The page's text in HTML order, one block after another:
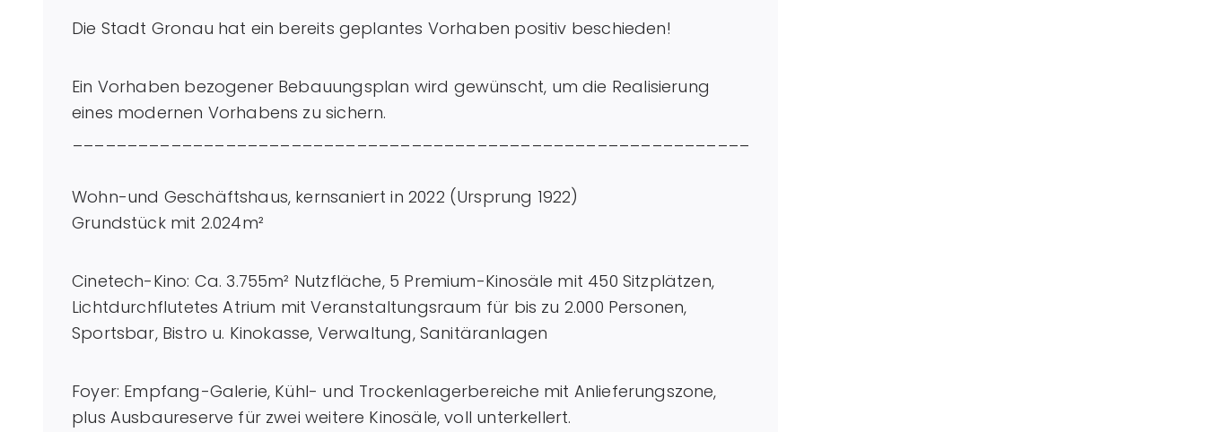
Die Stadt Gronau hat ein bereits geplantes Vorhaben positiv beschieden!
Ein Vorhaben bezogener Bebauungsplan wird gewünscht, um die Realisierung
eines modernen Vorhabens zu sichern.
Wohn-und Geschäftshaus, kernsaniert in 2022 (Ursprung 1922)
Grundstück mit 2.024m²
Cinetech-Kino: Ca. 3.755m² Nutzfläche, 5 Premium-Kinosäle mit 450 Sitzplätzen,
Lichtdurchflutetes Atrium mit Veranstaltungsraum für bis zu 2.000 Personen,
Sportsbar, Bistro u. Kinokasse, Verwaltung, Sanitäranlagen
Foyer: Empfang-Galerie, Kühl- und Trockenlagerbereiche mit Anlieferungszone,
plus Ausbaureserve für zwei weitere Kinosäle, voll unterkellert.